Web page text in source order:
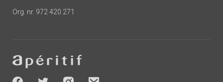
Org. nr. 972 420 271
-